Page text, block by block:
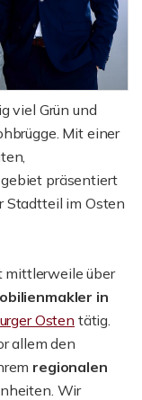
viel Grün und
Mit einer
präsentiert
Stadtteil im Osten
mittlerweile über
in
Osten tätig.
allem den
regionalen
Wir